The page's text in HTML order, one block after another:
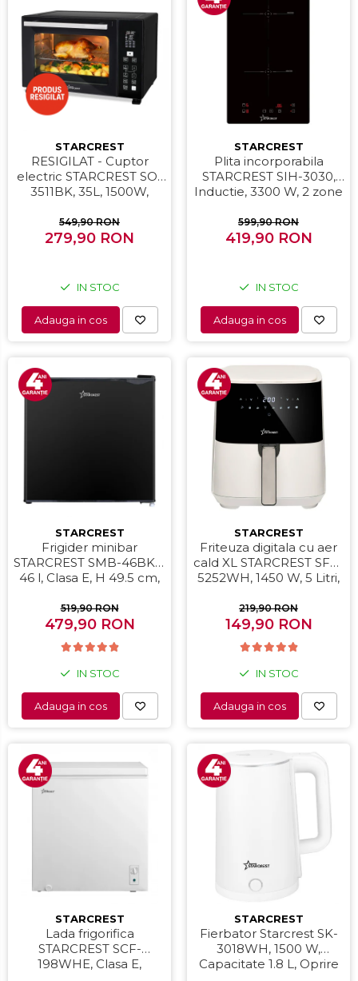
STARCREST
RESIGILAT - Cuptor
electric STARCREST SO-
3511BK, 35L, 1500W,
Programe predefinite,
Interfata digitala, Negru
549,90 RON
279,90 RON
IN STOC
Adauga in cos
STARCREST
Plita incorporabila
STARCREST SIH-3030,
Inductie, 3300 W, 2 zone
putere, Touch control,
Timer, Sticla Neagra
599,90 RON
419,90 RON
IN STOC
Adauga in cos
STARCREST
Frigider minibar
STARCREST SMB-46BKE,
46 l, Clasa E, H 49.5 cm,
519,90 RON
479,90 RON
IN STOC
Adauga in cos
STARCREST
Friteuza digitala cu aer
cald XL STARCREST SFR-
5252WH, 1450 W, 5 Litri,
programe predefinite,
Alb
219,90 RON
149,90 RON
IN STOC
Adauga in cos
STARCREST
Lada frigorifica
STARCREST SCF-
198WHE, Clasa E,
STARCREST
Fierbator Starcrest SK-
3018WH, 1500 W,
Capacitate 1.8 L, Oprire